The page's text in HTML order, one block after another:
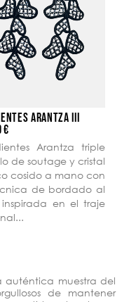
ARANTZA III
€
Arantza triple
de soutage y cristal
cosido a mano con
de bordado al
en el traje
auténtica muestra del
de mantener